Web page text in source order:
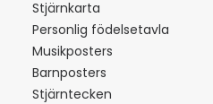
Stjärnkarta
Personlig födelsetavla
Musikposters
Barnposters
Stjärntecken